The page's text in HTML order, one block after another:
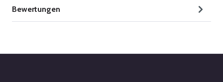
Bewertungen